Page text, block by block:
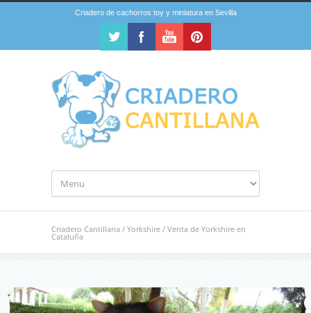
Criadero de cachorros toy y miniatura en Sevilla
Criadero Cantillana / Yorkshire / Venta de Yorkshire en
Cataluña